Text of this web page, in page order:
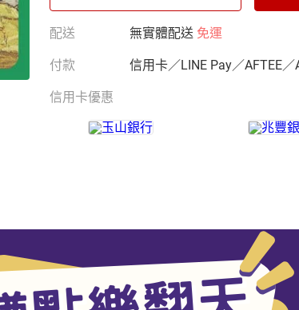
配送 無實體配送 免運
付款 信用卡／LINE Pay／AFTEE／
信用卡優惠